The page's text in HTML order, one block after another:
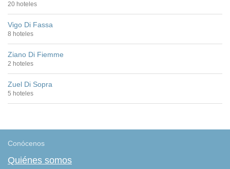
20 hoteles
Vigo Di Fassa
8 hoteles
Ziano Di Fiemme
2 hoteles
Zuel Di Sopra
5 hoteles
Conócenos
Quiénes somos